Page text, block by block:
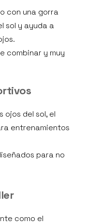
con una gorra
sol y ayuda a
combinar y muy
ojos del sol, el
entrenamientos
para no
como el